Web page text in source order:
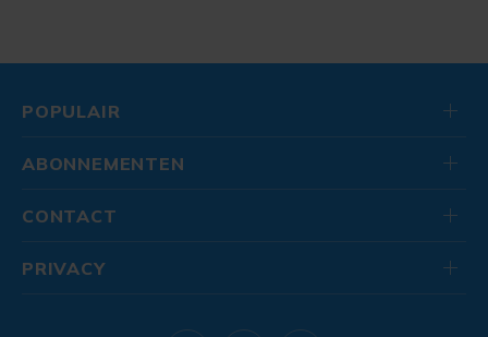
POPULAIR
ABONNEMENTEN
CONTACT
PRIVACY